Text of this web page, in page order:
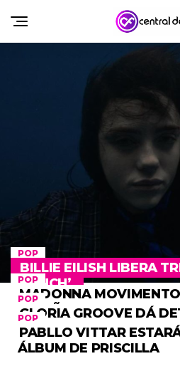
POP
BILLIE EILISH LIBERA
‘LUNCH’
POP
MADONNA
MILHÕES NA
POP
GLORIA GROOVE DÁ
NOVO PROJETO
POP
PABLLO VITTAR
ÁLBUM DE PRISCILLA